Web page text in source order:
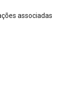
associadas